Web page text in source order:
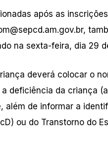
após as
,
na sexta-feira, dia 29
deverá colocar o
deficiência da criança
de informar a
ou do Transtorno do